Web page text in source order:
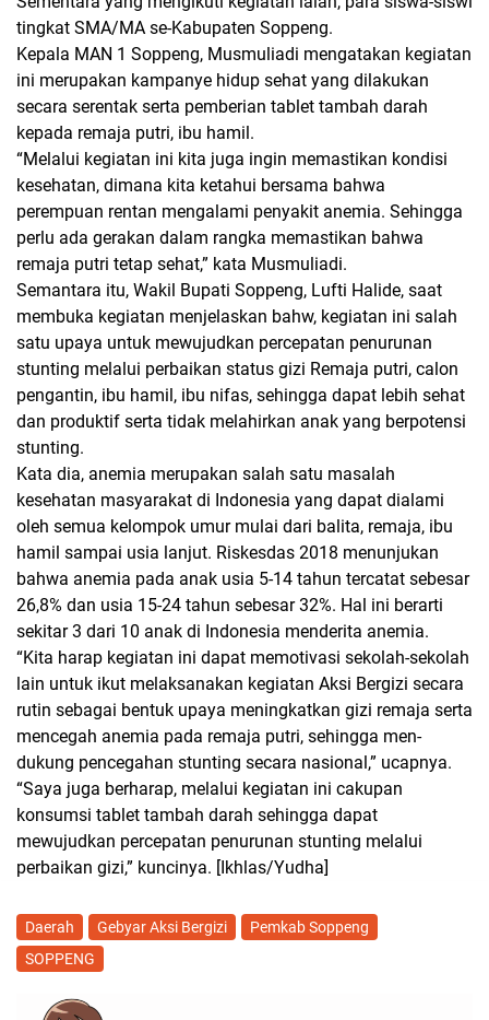
tingkat SMA/MA se-Kabupaten Soppeng.
Kepala MAN 1 Soppeng, Musmuliadi mengatakan kegiatan
ini merupakan kampanye hidup sehat yang dilakukan
secara serentak serta pemberian tablet tambah darah
kepada remaja putri, ibu hamil.
“Melalui kegiatan ini kita juga ingin memastikan kondisi
kesehatan, dimana kita ketahui bersama bahwa
perempuan rentan mengalami penyakit anemia. Sehingga
perlu ada gerakan dalam rangka memastikan bahwa
remaja putri tetap sehat,” kata Musmuliadi.
Semantara itu, Wakil Bupati Soppeng, Lufti Halide, saat
membuka kegiatan menjelaskan bahw, kegiatan ini salah
satu upaya untuk mewujudkan percepatan penurunan
stunting melalui perbaikan status gizi Remaja putri, calon
pengantin, ibu hamil, ibu nifas, sehingga dapat lebih sehat
dan produktif serta tidak melahirkan anak yang berpotensi
stunting.
Kata dia, anemia merupakan salah satu masalah
kesehatan masyarakat di Indonesia yang dapat dialami
oleh semua kelompok umur mulai dari balita, remaja, ibu
hamil sampai usia lanjut. Riskesdas 2018 menunjukan
bahwa anemia pada anak usia 5-14 tahun tercatat sebesar
26,8% dan usia 15-24 tahun sebesar 32%. Hal ini berarti
sekitar 3 dari 10 anak di Indonesia menderita anemia.
“Kita harap kegiatan ini dapat memotivasi sekolah-sekolah
lain untuk ikut melaksanakan kegiatan Aksi Bergizi secara
rutin sebagai bentuk upaya meningkatkan gizi remaja serta
mencegah anemia pada remaja putri, sehingga men-
dukung pencegahan stunting secara nasional,” ucapnya.
“Saya juga berharap, melalui kegiatan ini cakupan
konsumsi tablet tambah darah sehingga dapat
mewujudkan percepatan penurunan stunting melalui
perbaikan gizi,” kuncinya. [Ikhlas/Yudha]
Daerah Gebyar Aksi Bergizi
Pemkab Soppeng
SOPPENG